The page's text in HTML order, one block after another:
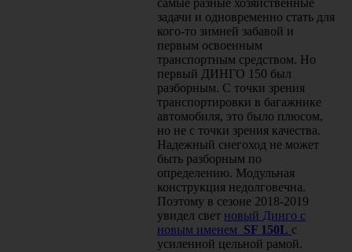
самые разные хозяйственные
задачи и одновременно стать для
кого-то зимней забавой и
первым освоенным
транспортным средством. Но
первый ДИНГО 150 был
разборным. С точки зрения
транспортировки в багажнике
автомобиля, это было плюсом,
но не с точки зрения качества.
Надежный снегоход не может
быть разборным по
определению. Модульная
конструкция недолговечна.
Поэтому в сезоне 2018-2019
увидел свет новый Динго с
новым именем SF 150L с
усиленной цельной рамой.